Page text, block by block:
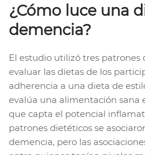
¿Cómo luce una
demencia?
El estudio utilizó tres patrones
evaluar las dietas de los
adherencia a una dieta de
evalúa una alimentación sana
que capta el potencial
patrones dietéticos se
demencia, pero las